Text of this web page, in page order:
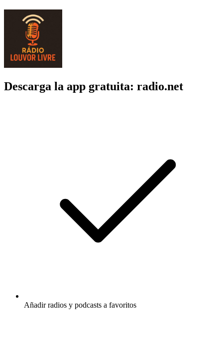
Descarga la app gratuita: radio.net
Añadir radios y podcasts a favoritos